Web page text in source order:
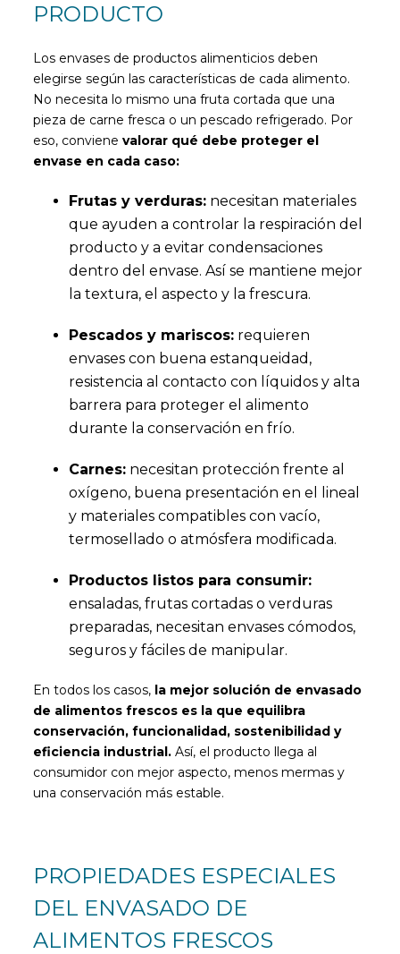
PRODUCTO
Los envases de productos alimenticios deben
elegirse según las características de cada alimento.
No necesita lo mismo una fruta cortada que una
pieza de carne fresca o un pescado refrigerado. Por
eso, convienevalorar qué debe proteger el
envase en cada caso:
Frutas y verduras: necesitan materiales
que ayuden a controlar la respiración del
producto y a evitar condensaciones
dentro del envase. Así se mantiene mejor
la textura, el aspecto y la frescura.
Pescados y mariscos: requieren
envases con buena estanqueidad,
resistencia al contacto con líquidos y alta
barrera para proteger el alimento
durante la conservación en frío.
Carnes: necesitan protección frente al
oxígeno, buena presentación en el lineal
y materiales compatibles con vacío,
termosellado o atmósfera modificada.
Productos listos para consumir:
ensaladas, frutas cortadas o verduras
preparadas, necesitan envases cómodos,
seguros y fáciles de manipular.
En todos los casos, la mejor solución de envasado
de alimentos frescos es la que equilibra
conservación, funcionalidad, sostenibilidad y
eficiencia industrial. Así, el producto llega al
consumidor con mejor aspecto, menos mermas y
una conservación más estable.
PROPIEDADES ESPECIALES
DEL ENVASADO DE
ALIMENTOS FRESCOS